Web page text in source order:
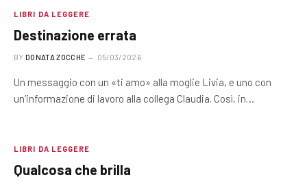
LIBRI DA LEGGERE
Destinazione errata
BY DONATA ZOCCHE 05/03/2026
Un messaggio con un «ti amo» alla moglie Livia, e uno con
un’informazione di lavoro alla collega Claudia. Così, in…
LIBRI DA LEGGERE
Qualcosa che brilla